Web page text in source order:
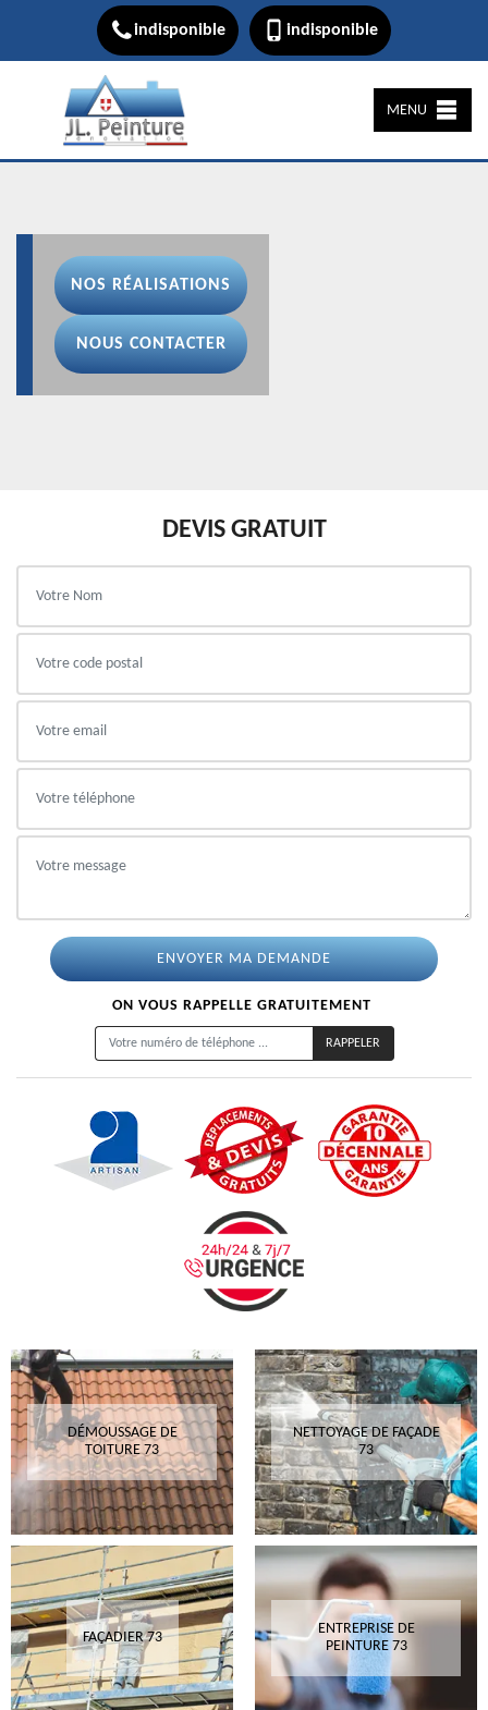
indisponible indisponible
MENU
NOS RÉALISATIONS
NOUS CONTACTER
DEVIS GRATUIT
ON VOUS RAPPELLE GRATUITEMENT
DÉMOUSSAGE DE
TOITURE 73
NETTOYAGE DE FAÇADE
73
FAÇADIER 73
ENTREPRISE DE
PEINTURE 73